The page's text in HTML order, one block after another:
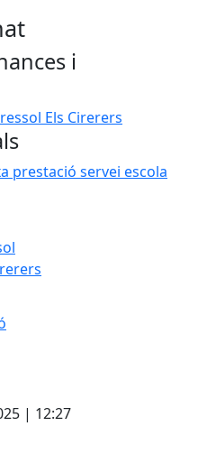
i
Els Cirerers
prestació servei escola
| 12:27